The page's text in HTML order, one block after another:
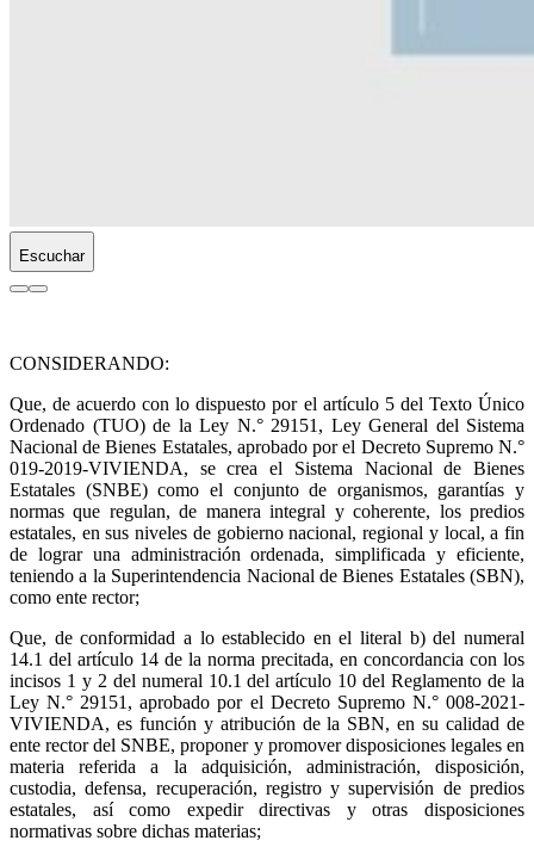
Escuchar
CONSIDERANDO:
Que, de acuerdo con lo dispuesto por el artículo 5 del Texto Único
Ordenado (TUO) de la Ley N.° 29151, Ley General del Sistema
Nacional de Bienes Estatales, aprobado por el Decreto Supremo N.°
019-2019-VIVIENDA, se crea el Sistema Nacional de Bienes
Estatales (SNBE) como el conjunto de organismos, garantías y
normas que regulan, de manera integral y coherente, los predios
estatales, en sus niveles de gobierno nacional, regional y local, a fin
de lograr una administración ordenada, simplificada y eficiente,
teniendo a la Superintendencia Nacional de Bienes Estatales (SBN),
como ente rector;
Que, de conformidad a lo establecido en el literal b) del numeral
14.1 del artículo 14 de la norma precitada, en concordancia con los
incisos 1 y 2 del numeral 10.1 del artículo 10 del Reglamento de la
Ley N.° 29151, aprobado por el Decreto Supremo N.° 008-2021-
VIVIENDA, es función y atribución de la SBN, en su calidad de
ente rector del SNBE, proponer y promover disposiciones legales en
materia referida a la adquisición, administración, disposición,
custodia, defensa, recuperación, registro y supervisión de predios
estatales, así como expedir directivas y otras disposiciones
normativas sobre dichas materias;